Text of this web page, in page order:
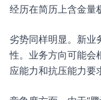
经历在简历上含金量
劣势同样明显。新业
性。业务方向可能会
应能力和抗压能力要